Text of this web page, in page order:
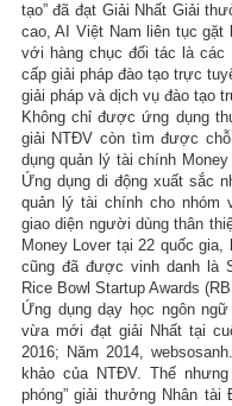
tạo” đã đạt Giải Nhất Giải
cao, AI Việt Nam liên tục
với hàng chục đối tác là các
cấp giải pháp đào tạo trực
giải pháp và dịch vụ đào tạo
Không chỉ được ứng dụng
giải NTĐV còn tìm được
dụng quản lý tài chính
Ứng dụng di động xuất sắc
quản lý tài chính cho nhóm
giao diện người dùng thân
Money Lover tại 22 quốc
cũng đã được vinh danh là
Rice Bowl Startup Awards
Ứng dụng dạy học ngôn
vừa mới đạt giải Nhất tại
2016; Năm 2014,
khảo của NTĐV. Thế
phóng” giải thưởng Nhân